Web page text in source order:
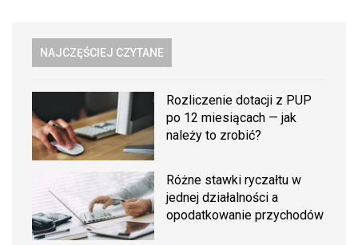
NAJCZĘŚCIEJ CZYTANE
Rozliczenie dotacji z PUP
po 12 miesiącach — jak
należy to zrobić?
Różne stawki ryczałtu w
jednej działalności a
opodatkowanie przychodów